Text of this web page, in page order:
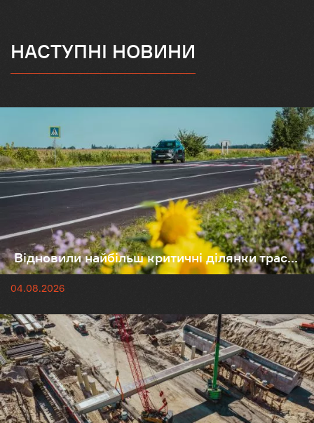
НАСТУПНІ НОВИНИ
Відновили найбільш критичні ділянки трас...
04.08.2026